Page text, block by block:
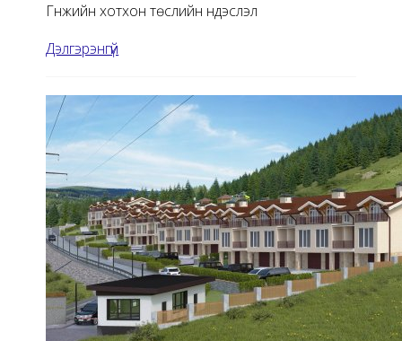
Гүнжийн хотхон төслийн үндэслэл
Дэлгэрэнгүй